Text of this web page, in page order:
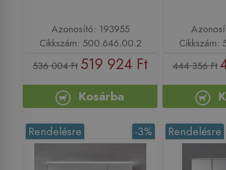
Azonosító: 193955
Cikkszám: 500.646.00.2
536 004 Ft 519 924 Ft
Kosárba
444 356 Ft
-3%
Rendelésre Rendelésre